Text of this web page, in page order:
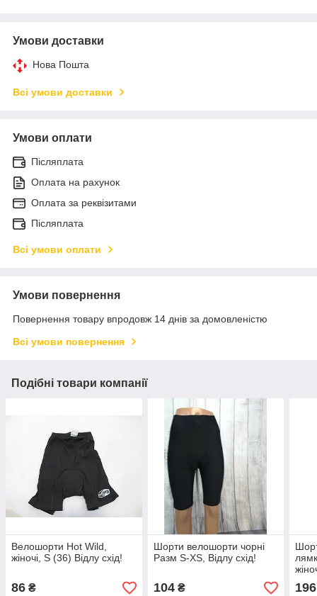
Умови доставки
Нова Пошта
Всі умови доставки
Умови оплати
Післяплата
Оплата на рахунок
Оплата за реквізитами
Післяплата
Всі умови оплати
Умови повернення
Повернення товару впродовж 14 днів за домовленістю
Всі умови повернення
Подібні товари компанії
Велошорти Hot Wild,
жіночі, S (36) Відлу схід!
86 ₴
Шорти велошорти чорні
Разм S-XS, Відлу схід!
104₴
схід
196